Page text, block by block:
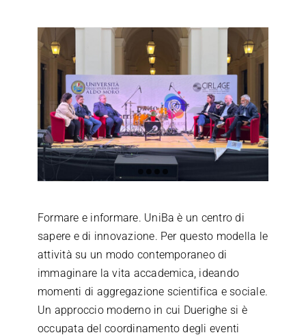
Formare e informare. UniBa è un centro di
sapere e di innovazione. Per questo modella le
attività su un modo contemporaneo di
immaginare la vita accademica, ideando
momenti di aggregazione scientifica e sociale.
Un approccio moderno in cui Duerighe si è
occupata del coordinamento degli eventi